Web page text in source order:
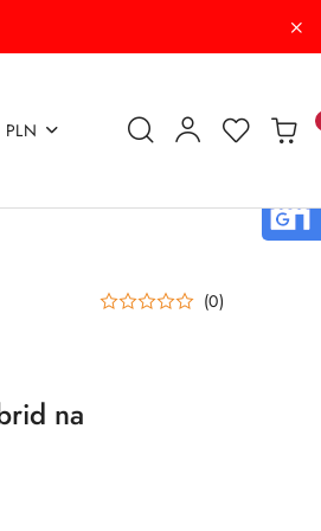
PLN
(0)
na